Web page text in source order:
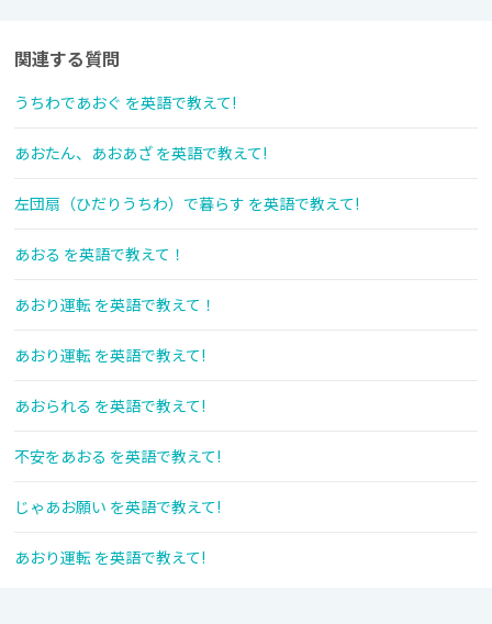
関連する質問
うちわであおぐ を英語で教えて!
あおたん、あおあざ を英語で教えて!
左団扇（ひだりうちわ）で暮らす を英語で教えて!
あおる を英語で教えて！
あおり運転 を英語で教えて！
あおり運転 を英語で教えて!
あおられる を英語で教えて!
不安をあおる を英語で教えて!
じゃあお願い を英語で教えて!
あおり運転 を英語で教えて!